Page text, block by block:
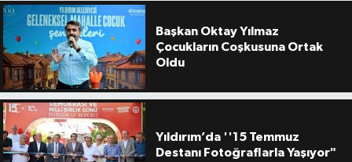
Başkan Oktay Yılmaz
Çocukların Coşkusuna Ortak
Oldu
Yıldırım’da ''15 Temmuz
Destanı Fotoğraflarla Yaşıyor"